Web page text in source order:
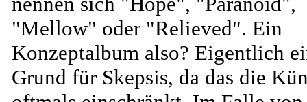
"Mellow" oder "Relieved". Ein
Konzeptalbum also? Eigentlich
Grund für Skepsis, da das die